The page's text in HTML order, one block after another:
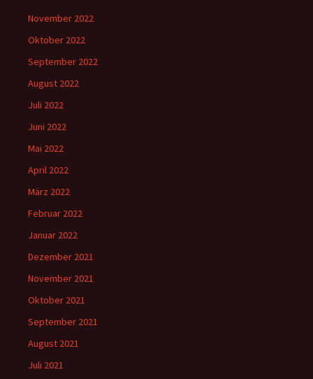
November 2022
Oktober 2022
September 2022
August 2022
Juli 2022
Juni 2022
Mai 2022
April 2022
März 2022
Februar 2022
Januar 2022
Dezember 2021
November 2021
Oktober 2021
September 2021
August 2021
Juli 2021